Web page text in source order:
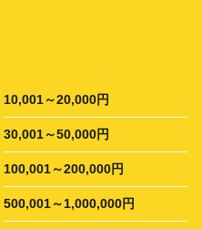
10,001～20,000円
30,001～50,000円
100,001～200,000円
500,001～1,000,000円